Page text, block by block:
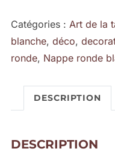
Ronde
Blanche
3
Catégories : Art de la
blanche, déco,
ronde, Nappe ronde
DESCRIPTION
DESCRIPTION